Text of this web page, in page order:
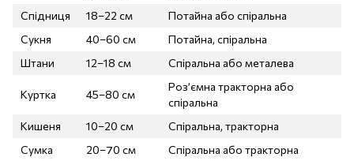
Спідниця 18–22 см
Потайна або спіральна
Сукня
40–60 см
Потайна, спіральна
Штани
12–18 см Спіральна або металева
Куртка 45–80 см
Роз’ємна тракторна або
спіральна
Кишеня
10–20 см
Спіральна, тракторна
Сумка
20–70 см
Спіральна або тракторна